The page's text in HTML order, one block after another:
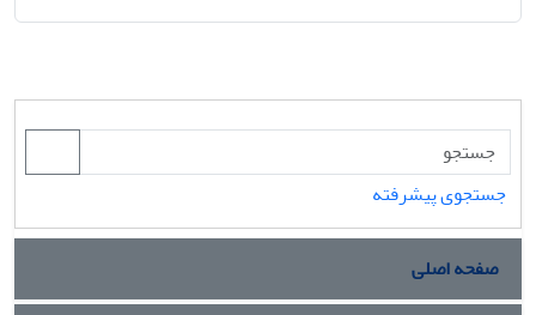
جستجوی پیشرفته
صفحه اصلی